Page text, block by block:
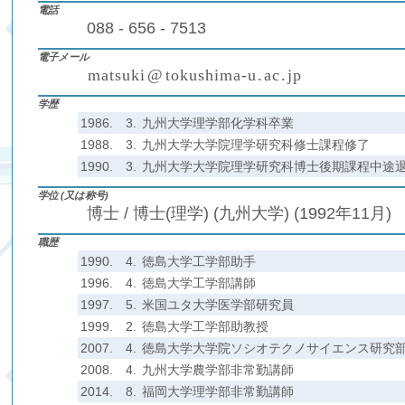
電話
088 - 656 - 7513
電子メール
matsuki @ tokushima-u.ac. jp
学歴
1986. 3.
九州大学理学部化学科卒業
1988.
3.
九州大学大学院理学研究科修士課程修了
1990.
3. 九州大学大学院理学研究科博士後期課程中途
学位 (又は称号)
博士 / 博士(理学) (九州大学) (1992年11月)
職歴
1990. 4.
徳島大学工学部助手
1996.
4.
徳島大学工学部講師
1997.
5.
米国ユタ大学医学部研究員
1999.
2.
徳島大学工学部助教授
2007.
4.
徳島大学大学院ソシオテクノサイエンス研究
2008.
4.
九州大学農学部非常勤講師
2014.
8. 福岡大学理学部非常勤講師